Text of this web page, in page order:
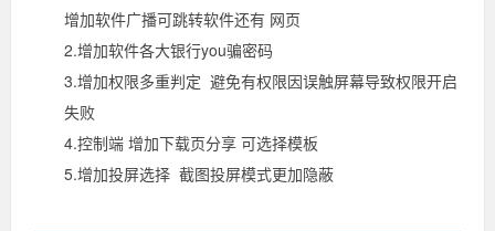
增加软件广播可跳转软件还有 网页
2.增加软件各大银行you骗密码
3.增加权限多重判定 避免有权限因误触屏幕导致权限开启
失败
4.控制端 增加下载页分享 可选择模板
5.增加投屏选择 截图投屏模式更加隐蔽